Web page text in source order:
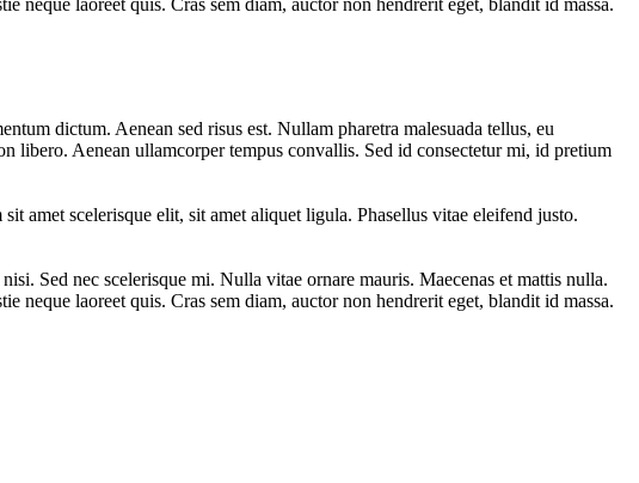
neque laoreet quis. Cras sem diam, auctor non hendrerit eget, blandit id massa.
dictum. Aenean sed risus est. Nullam pharetra malesuada tellus, eu
libero. Aenean ullamcorper tempus convallis. Sed id consectetur mi, id pretium
amet scelerisque elit, sit amet aliquet ligula. Phasellus vitae eleifend justo.
Sed nec scelerisque mi. Nulla vitae ornare mauris. Maecenas et mattis nulla.
neque laoreet quis. Cras sem diam, auctor non hendrerit eget, blandit id massa.